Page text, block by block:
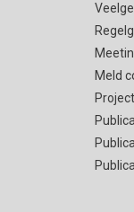
Meld